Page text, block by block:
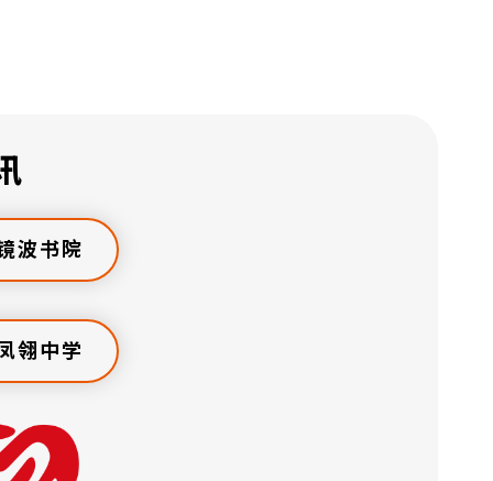
波书院
翎中学